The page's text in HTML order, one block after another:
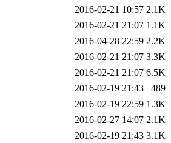
2016-02-21 10:57 2.1K
2016-02-21 21:07 1.1K
2016-04-28 22:59 2.2K
2016-02-21 21:07 3.3K
2016-02-21 21:07 6.5K
2016-02-19 21:43
489
2016-02-19 22:59 1.3K
2016-02-27 14:07 2.1K
2016-02-19 21:43 3.1K